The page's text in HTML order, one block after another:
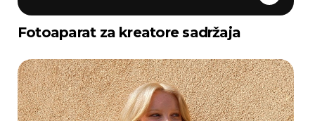
Fotoaparat za kreatore sadržaja